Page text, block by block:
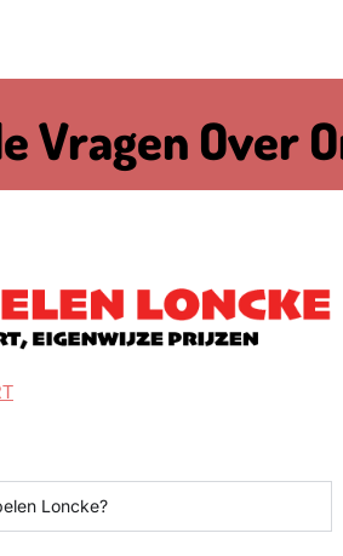
Vragen Over
Loncke?